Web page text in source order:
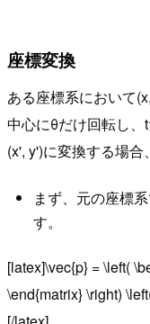
座標変換
ある座標系において
中心にθだけ回転し
(x', y')に変換する場合
まず、元の座標
す。
[latex]\vec{p} = \left(
\end{matrix} \right)